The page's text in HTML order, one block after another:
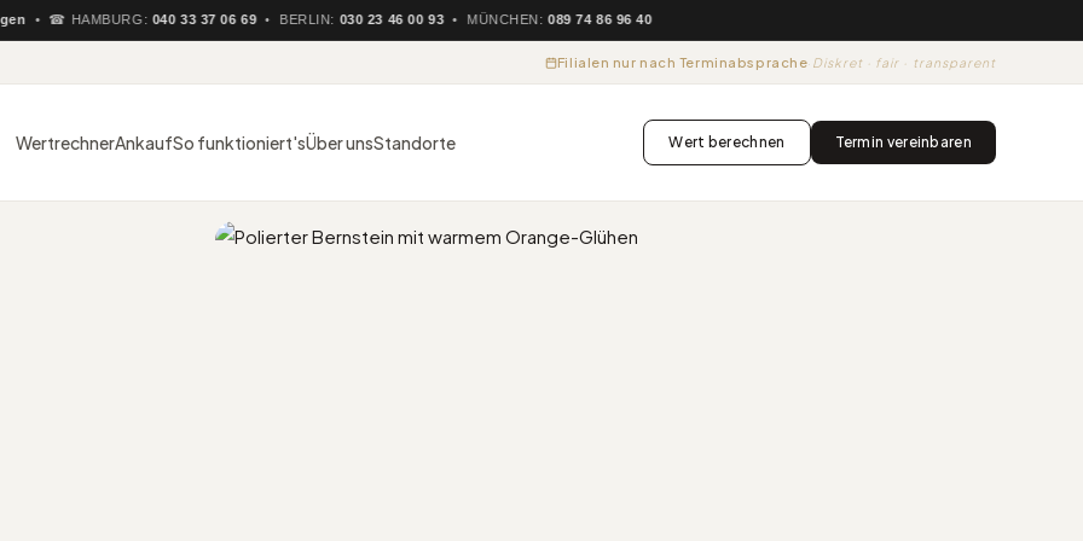
• ☎ HAMBURG:040 33 37 06 69• BERLIN: 030 23 46 00 93• MÜNCHEN:089 74 86 96 40
Filialen nur nach Terminabsprache Diskret · fair · transparent
WertrechnerAnkaufSo funktioniert'sÜber unsStandorte Wert berechnen Termin vereinbaren